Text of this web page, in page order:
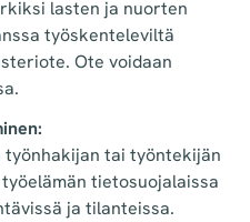
lasten ja nuorten
työskenteleviltä
Ote voidaan
tai työntekijän
tietosuojalaissa
ja tilanteissa.